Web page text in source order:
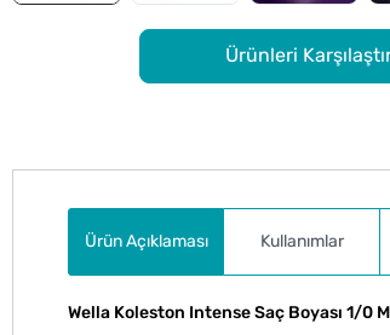
Ürünleri
Ürün Açıklaması Kullanımlar
Wella Koleston Intense Saç Boyası 1/0